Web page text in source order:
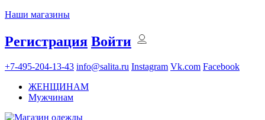
Наши магазины
Регистрация Войти
+7-495-204-13-43 info@salita.ru Instagram Vk.com Facebook
ЖЕНЩИНАМ
Мужчинам